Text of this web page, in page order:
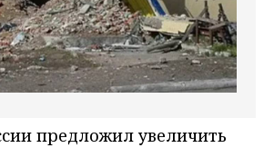
предложил увеличить